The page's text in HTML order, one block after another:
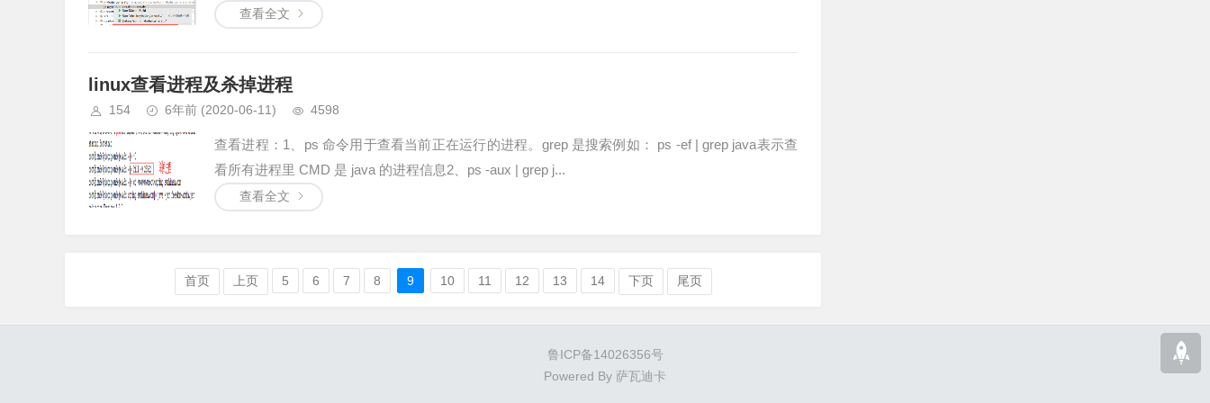
查看全文
linux查看进程及杀掉进程
154 6年前 (2020-06-11) 4598
查看进程：1、ps 命令用于查看当前正在运行的进程。grep 是搜索例如： ps -ef | grep java表示查
看所有进程里 CMD 是 java 的进程信息2、ps -aux | grep j...
查看全文
首页 上页 5 6 7 8 9 10 11 12 13 14 下页 尾页
鲁ICP备14026356号
Powered By 萨瓦迪卡